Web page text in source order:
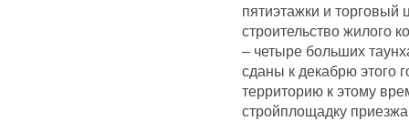
пятиэтажки и торговый
строительство жилого
– четыре больших
сданы к декабрю этого
территорию к этому
стройплощадку